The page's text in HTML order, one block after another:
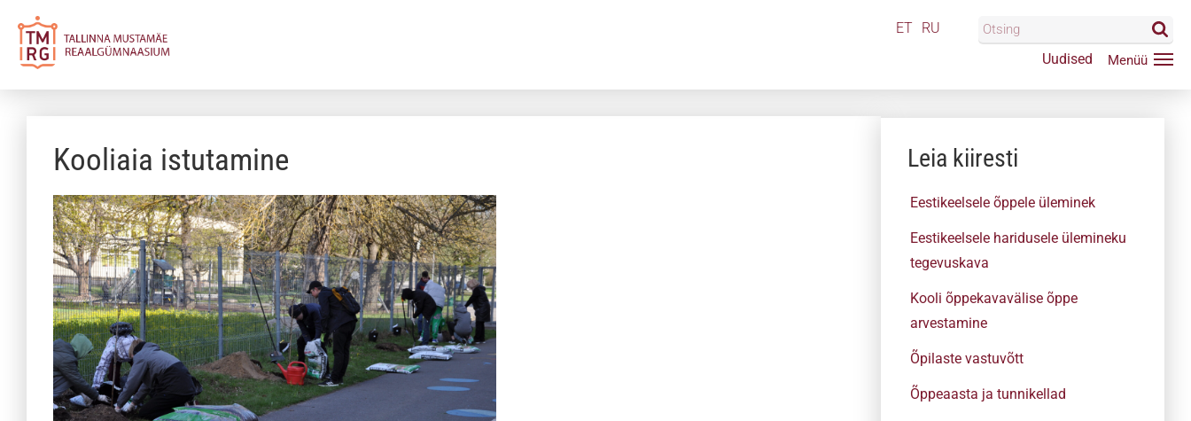
ET RU
Uudised
Kooliaia istutamine Leia kiiresti
Eestikeelsele õppele üleminek
Eestikeelsele haridusele ülemineku
tegevuskava
Kooli õppekavavälise õppe
arvestamine
Õpilaste vastuvõtt
Õppeaasta ja tunnikellad